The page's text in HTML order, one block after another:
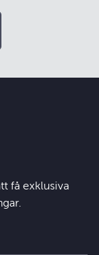
få exklusiva